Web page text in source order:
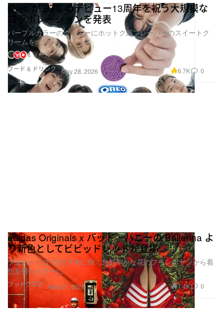
フード & ドリンク
Oreo が BTS のデビュー13周年を祝う大規模な
コラボレーションを発表
パープルカラーのクッキーにホットク風フレーバーのスイートク
リームをオン
4 ソース
May 28, 2026
6.7K 0
フットウエア
adidas Originals x バッド・バニーの Ballerina よ
り新色としてビビッドレッドが登場
プエルトリコで5月下旬に咲く色鮮やかな花のフランボヤンから着
想を得たカラーに
May 27, 2026 1.4K 0